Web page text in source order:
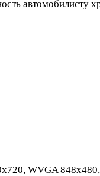
автомобилисту
WVGA